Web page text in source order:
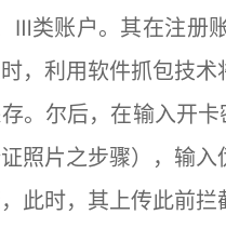
Ⅲ类账户。其在注册
，利用软件抓包技
。尔后，在输入开
照片之步骤），输
此时，其上传此前